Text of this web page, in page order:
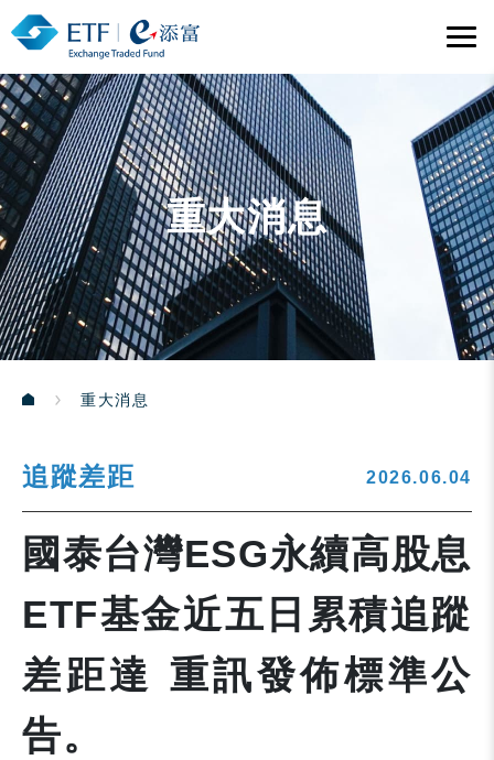
重大消息
重大消息
追蹤差距 2026.06.04
國泰台灣ESG永續高股息
ETF基金近五日累積追蹤
差距達 重訊發佈標準公
告。